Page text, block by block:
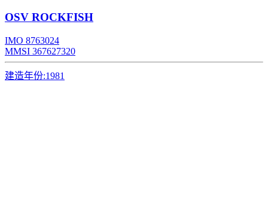
OSV ROCKFISH
IMO 8763024
MMSI 367627320
建造年份:1981